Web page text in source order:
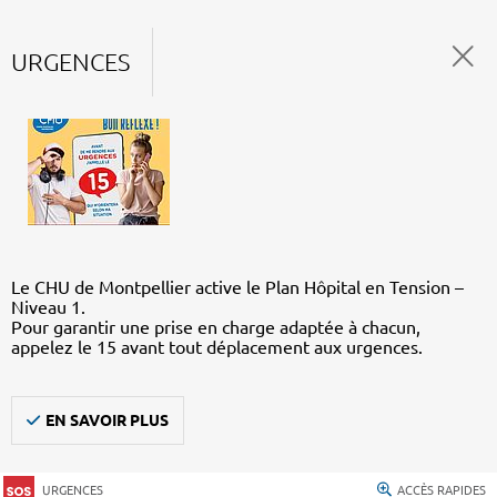
URGENCES
Le CHU de Montpellier active le Plan Hôpital en Tension –
Niveau 1.
Pour garantir une prise en charge adaptée à chacun,
appelez le 15 avant tout déplacement aux urgences.
EN SAVOIR PLUS
URGENCES ACCÈS RAPIDES